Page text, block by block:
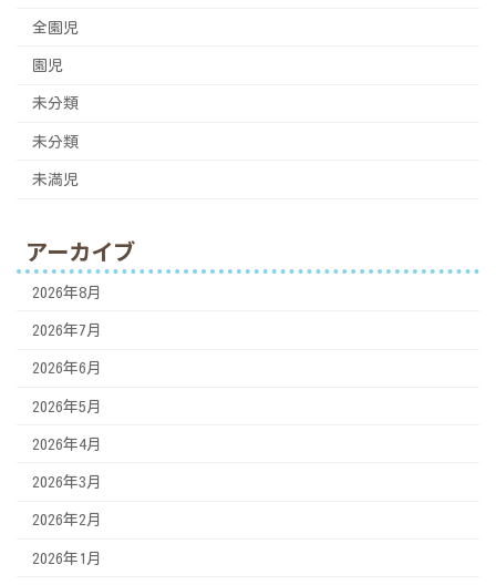
全園児
園児
未分類
未分類
未満児
アーカイブ
2026年8月
2026年7月
2026年6月
2026年5月
2026年4月
2026年3月
2026年2月
2026年1月